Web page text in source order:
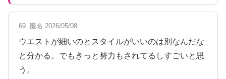
69. 匿名 2026/05/08
ウエストが細いのとスタイルがいいのは別なんだな
と分かる。でもきっと努力もされてるしすごいと思
う。